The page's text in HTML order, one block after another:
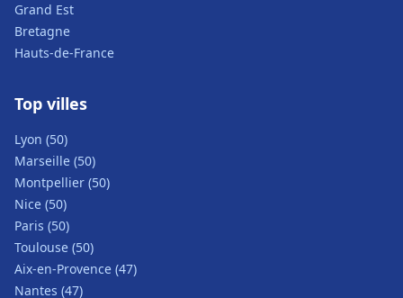
Grand Est
Bretagne
Hauts-de-France
Top villes
Lyon (50)
Marseille (50)
Montpellier (50)
Nice (50)
Paris (50)
Toulouse (50)
Aix-en-Provence (47)
Nantes (47)